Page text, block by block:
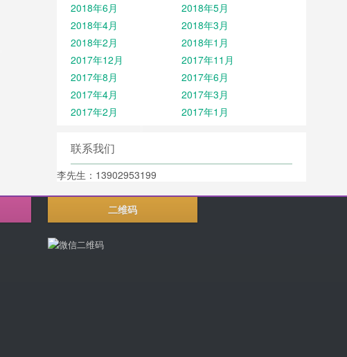
2018年6月
2018年5月
2018年4月
2018年3月
2018年2月
2018年1月
2017年12月
2017年11月
2017年8月
2017年6月
2017年4月
2017年3月
2017年2月
2017年1月
联系我们
李先生：13902953199
二维码